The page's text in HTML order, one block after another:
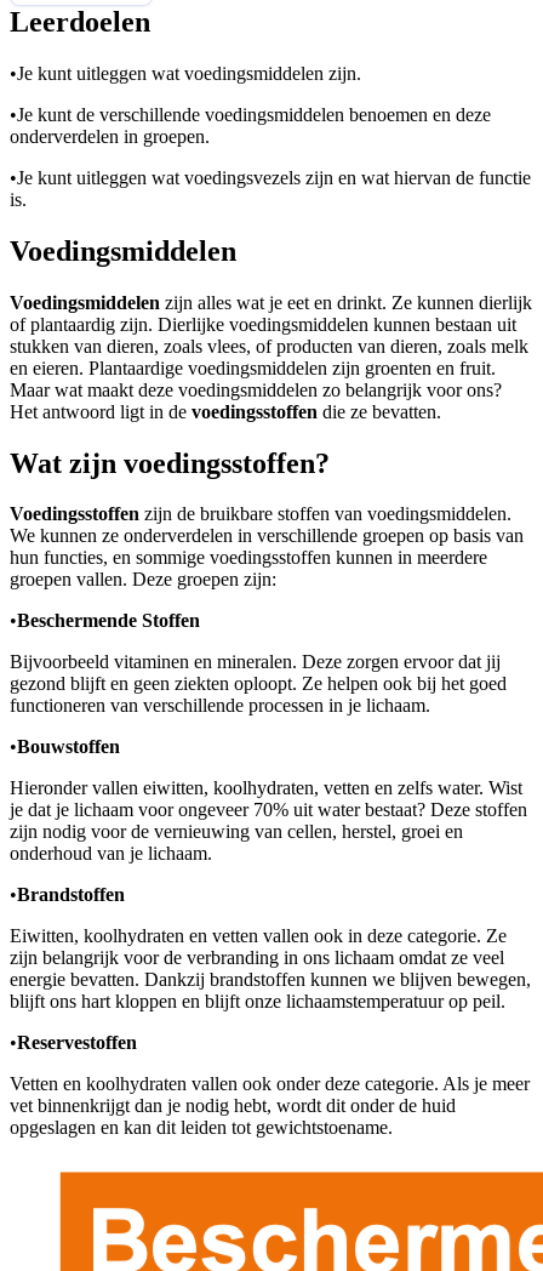
Leerdoelen
•Je kunt uitleggen wat voedingsmiddelen zijn.
•Je kunt de verschillende voedingsmiddelen benoemen en deze
onderverdelen in groepen.
•Je kunt uitleggen wat voedingsvezels zijn en wat hiervan de functie
is.
Voedingsmiddelen
Voedingsmiddelen zijn alles wat je eet en drinkt. Ze kunnen dierlijk
of plantaardig zijn. Dierlijke voedingsmiddelen kunnen bestaan uit
stukken van dieren, zoals vlees, of producten van dieren, zoals melk
en eieren. Plantaardige voedingsmiddelen zijn groenten en fruit.
Maar wat maakt deze voedingsmiddelen zo belangrijk voor ons?
Het antwoord ligt in de voedingsstoffen die ze bevatten.
Wat zijn voedingsstoffen?
Voedingsstoffen zijn de bruikbare stoffen van voedingsmiddelen.
We kunnen ze onderverdelen in verschillende groepen op basis van
hun functies, en sommige voedingsstoffen kunnen in meerdere
groepen vallen. Deze groepen zijn:
•Beschermende Stoffen
Bijvoorbeeld vitaminen en mineralen. Deze zorgen ervoor dat jij
gezond blijft en geen ziekten oploopt. Ze helpen ook bij het goed
functioneren van verschillende processen in je lichaam.
•Bouwstoffen
Hieronder vallen eiwitten, koolhydraten, vetten en zelfs water. Wist
je dat je lichaam voor ongeveer 70% uit water bestaat? Deze stoffen
zijn nodig voor de vernieuwing van cellen, herstel, groei en
onderhoud van je lichaam.
•Brandstoffen
Eiwitten, koolhydraten en vetten vallen ook in deze categorie. Ze
zijn belangrijk voor de verbranding in ons lichaam omdat ze veel
energie bevatten. Dankzij brandstoffen kunnen we blijven bewegen,
blijft ons hart kloppen en blijft onze lichaamstemperatuur op peil.
•Reservestoffen
Vetten en koolhydraten vallen ook onder deze categorie. Als je meer
vet binnenkrijgt dan je nodig hebt, wordt dit onder de huid
opgeslagen en kan dit leiden tot gewichtstoename.